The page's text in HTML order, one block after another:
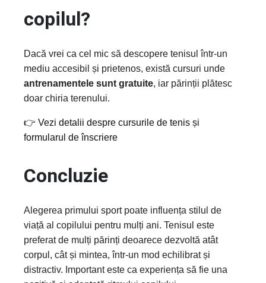
copilul?
Dacă vrei ca cel mic să descopere tenisul într-un
mediu accesibil și prietenos, există cursuri unde
antrenamentele sunt gratuite, iar părinții plătesc
doar chiria terenului.
👉 Vezi detalii despre cursurile de tenis și
formularul de înscriere
Concluzie
Alegerea primului sport poate influența stilul de
viață al copilului pentru mulți ani. Tenisul este
preferat de mulți părinți deoarece dezvoltă atât
corpul, cât și mintea, într-un mod echilibrat și
distractiv. Important este ca experiența să fie una